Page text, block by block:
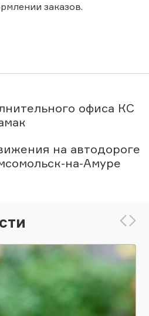
заказов.
офиса КС
на автодороге
на-Амуре